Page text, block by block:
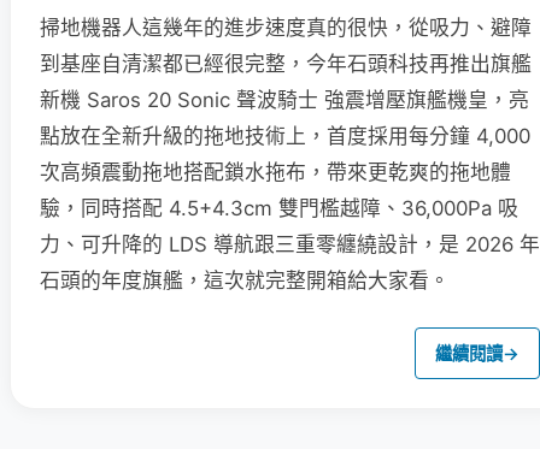
掃地機器人這幾年的進步速度真的很快，從吸力、避障
到基座自清潔都已經很完整，今年石頭科技再推出旗艦
新機 Saros 20 Sonic 聲波騎士 強震增壓旗艦機皇，亮
點放在全新升級的拖地技術上，首度採用每分鐘 4,000
次高頻震動拖地搭配鎖水拖布，帶來更乾爽的拖地體
驗，同時搭配 4.5+4.3cm 雙門檻越障、36,000Pa 吸
力、可升降的 LDS 導航跟三重零纏繞設計，是 2026 年
石頭的年度旗艦，這次就完整開箱給大家看。
繼續閱讀→